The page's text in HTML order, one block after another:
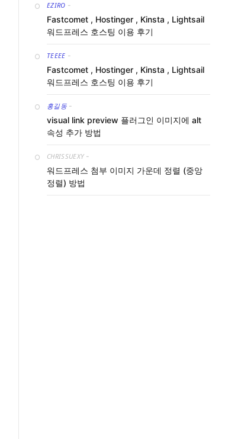
EZIRO -
Fastcomet , Hostinger , Kinsta , Lightsail
워드프레스 호스팅 이용 후기
TEEEE -
Fastcomet , Hostinger , Kinsta , Lightsail
워드프레스 호스팅 이용 후기
홍길동 -
visual link preview 플러그인 이미지에 alt
속성 추가 방법
CHRISSUEXY -
워드프레스 첨부 이미지 가운데 정렬 (중앙
정렬) 방법